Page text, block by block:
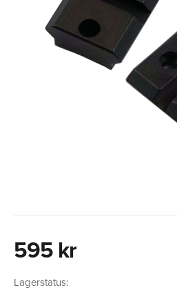
595 kr
Lagerstatus: